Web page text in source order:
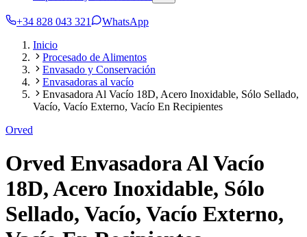
+34 828 043 321
WhatsApp
Inicio
Procesado de Alimentos
Envasado y Conservación
Envasadoras al vacío
Envasadora Al Vacío 18D, Acero Inoxidable, Sólo Sellado,
Vacío, Vacío Externo, Vacío En Recipientes
Orved
Orved Envasadora Al Vacío
18D, Acero Inoxidable, Sólo
Sellado, Vacío, Vacío Externo,